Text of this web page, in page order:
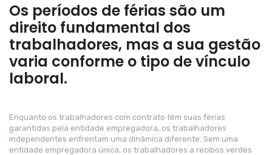
Os períodos de férias são um
direito fundamental dos
trabalhadores, mas a sua gestão
varia conforme o tipo de vínculo
laboral.
Enquanto os trabalhadores com contrato têm suas férias
garantidas pela entidade empregadora, os trabalhadores
independentes enfrentam uma dinâmica diferente. Sem uma
entidade empregadora única, os trabalhadores a recibos verdes